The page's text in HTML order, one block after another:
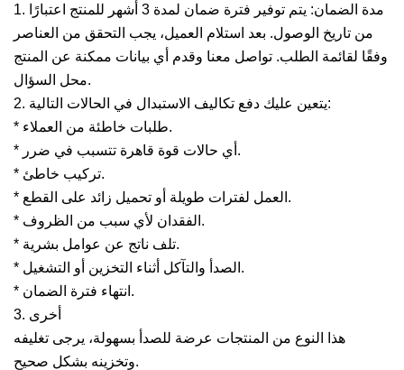
1. مدة الضمان: يتم توفير فترة ضمان لمدة 3 أشهر للمنتج اعتبارًا
من تاريخ الوصول. بعد استلام العميل، يجب التحقق من العناصر
وفقًا لقائمة الطلب. تواصل معنا وقدم أي بيانات ممكنة عن المنتج
محل السؤال.
2. يتعين عليك دفع تكاليف الاستبدال في الحالات التالية:
* طلبات خاطئة من العملاء.
* أي حالات قوة قاهرة تتسبب في ضرر.
* تركيب خاطئ.
* العمل لفترات طويلة أو تحميل زائد على القطع.
* الفقدان لأي سبب من الظروف.
* تلف ناتج عن عوامل بشرية.
* الصدأ والتآكل أثناء التخزين أو التشغيل.
* انتهاء فترة الضمان.
3. أخرى
هذا النوع من المنتجات عرضة للصدأ بسهولة، يرجى تغليفه
وتخزينه بشكل صحيح.